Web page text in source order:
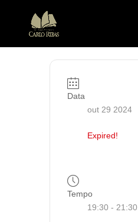
Data
out 29 2024
Expired!
Tempo
19:30 - 21:30